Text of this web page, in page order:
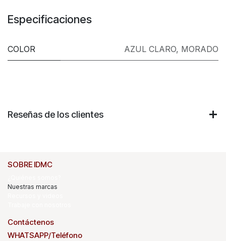
Especificaciones
COLOR AZUL CLARO, MORADO
Reseñas de los clientes
SOBRE IDMC
Nuestras marcas
Contáctenos
WHATSAPP/Teléfono